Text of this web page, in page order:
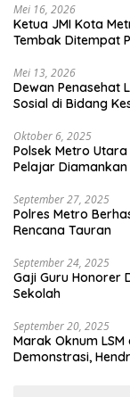
Mei 16, 2026
Ketua JMI Kota
Tembak Ditempat
Mei 13, 2026
Dewan Penasehat
Sosial di Bidang
Oktober 6, 2025
Polsek Metro
Pelajar
September 27, 2025
Polres Metro
Rencana Tauran
September 24, 2025
Gaji Guru Honorer
Sekolah
September 20, 2025
Marak Oknum
Demonstrasi,